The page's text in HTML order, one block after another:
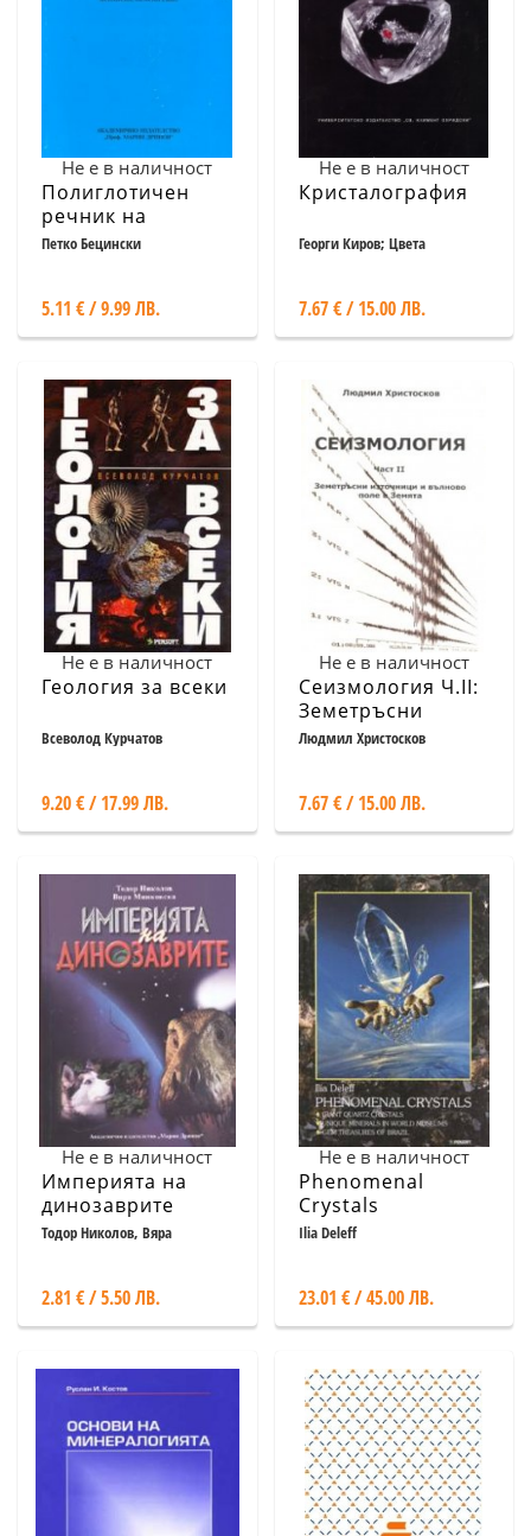
Не е в наличност
Полиглотичен
речник на
хидрогеоложки
Петко Бецински
5.11 € / 9.99 ЛВ.
Не е в наличност
Кристалография
Георги Киров; Цвета
7.67 € / 15.00 ЛВ.
Не е в наличност
Геология за всеки
Всеволод Курчатов
9.20 € / 17.99 ЛВ.
Не е в наличност
Сеизмология Ч.II:
Земетръсни
източници и
Людмил Христосков
7.67 € / 15.00 ЛВ.
Не е в наличност
Империята на
динозаврите
Тодор Николов, Вяра
2.81 € / 5.50 ЛВ.
Не е в наличност
Phenomenal
Crystals
Ilia Deleff
23.01 € / 45.00 ЛВ.